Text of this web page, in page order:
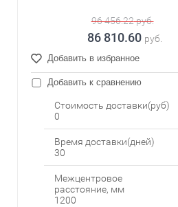
96 456.22руб.
86 810.60 руб.
Добавить в избранное
Добавить к сравнению
Стоимость доставки(руб)
0
Время доставки(дней)
30
Межцентровое
расстояние, мм
1200